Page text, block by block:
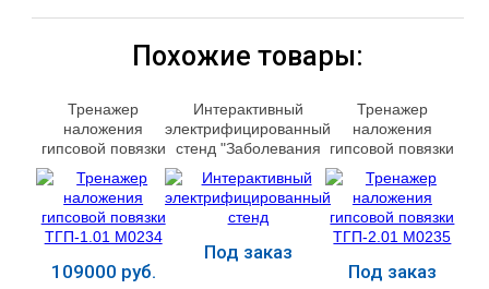
Похожие товары:
Тренажер
наложения
гипсовой повязки
ТГП-1.01 М0234
109000 руб.
Интерактивный
электрифицированный
стенд "Заболевания
Под заказ
Тренажер
наложения
гипсовой повязки
ТГП-2.01 М0235
Под заказ